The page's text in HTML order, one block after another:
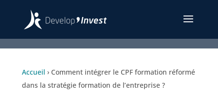
Accueil › Comment intégrer le CPF formation réformé
dans la stratégie formation de l’entreprise ?